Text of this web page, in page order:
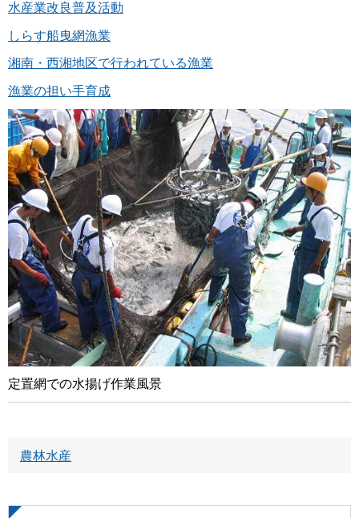
水産業改良普及活動
しらす船曳網漁業
湘南・西湘地区で行われている漁業
漁業の担い手育成
定置網での水揚げ作業風景
農林水産